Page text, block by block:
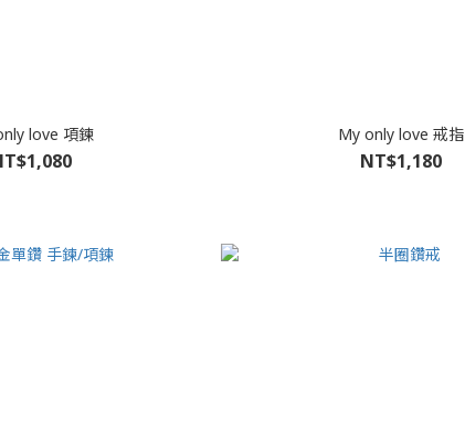
love 項鍊 My only love 戒指
NT$1,180